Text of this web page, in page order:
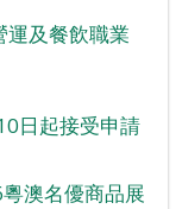
及餐飲職業
日起接受申請
澳名優商品展